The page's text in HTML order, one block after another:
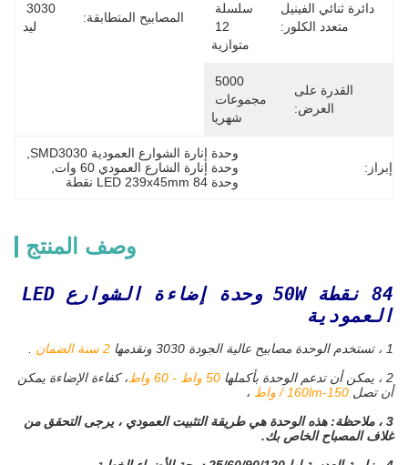
دائرة ثنائي الفينيل
متعدد الكلور:
متوازية
المصابيح المتطابقة:
ليد
القدرة على
العرض:
شهريا
إبراز:
وحدة إنارة الشوارع العمودية SMD3030
وحدة إنارة الشارع العمودي 60 وات
وحدة LED 239x45mm 84 نقطة
وصف المنتج
84 نقطة 50W وحدة إضاءة الشوارع LED
العمودية
1 ، تستخدم الوحدة مصابيح عالية الجودة 3030 ونقدمها 2 سنة الضمان
2 ، يمكن أن تدعم الوحدة بأكملها
50 واط - 60 واط
، كفاءة الإضاءة يمكن
أن تصل 150-160lm / واط
،
3 ، ملاحظة: هذه الوحدة هي طريقة التثبيت العمودي ، يرجى التحقق من
غلاف المصباح الخاص بك.